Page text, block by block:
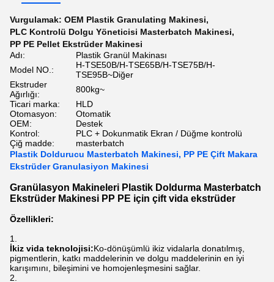
Vurgulamak: OEM Plastik Granulating Makinesi,
PLC Kontrolü Dolgu Yöneticisi Masterbatch Makinesi,
PP PE Pellet Ekstrüder Makinesi
Adı:
Plastik Granül Makinası
Model NO.:
H-TSE50B/H-TSE65B/H-TSE75B/H-
TSE95B~Diğer
Ekstruder
Ağırlığı:
800kg~
Ticari marka:
HLD
Otomasyon:
Otomatik
OEM:
Destek
Kontrol:
PLC + Dokunmatik Ekran / Düğme kontrolü
Çiğ madde:
masterbatch
Plastik Doldurucu Masterbatch Makinesi, PP PE Çift Makara
Ekstrüder Granulasiyon Makinesi
Granülasyon Makineleri Plastik Doldurma Masterbatch
Ekstrüder Makinesi PP PE için çift vida ekstrüder
Özellikleri:
İkiz vida teknolojisi:Ko-dönüşümlü ikiz vidalarla donatılmış,
pigmentlerin, katkı maddelerinin ve dolgu maddelerinin en iyi
karışımını, bileşimini ve homojenleşmesini sağlar.